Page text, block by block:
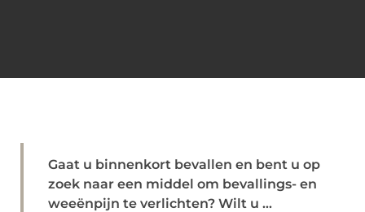
Gaat u binnenkort bevallen en bent u op
zoek naar een middel om bevallings- en
weeënpijn te verlichten? Wilt u ...